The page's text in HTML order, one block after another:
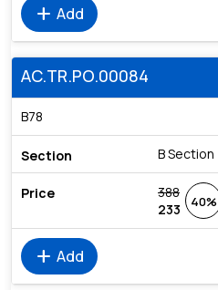
add Add
AC.TR.PO.00084
B78
B Section
388
233
40%
add Add